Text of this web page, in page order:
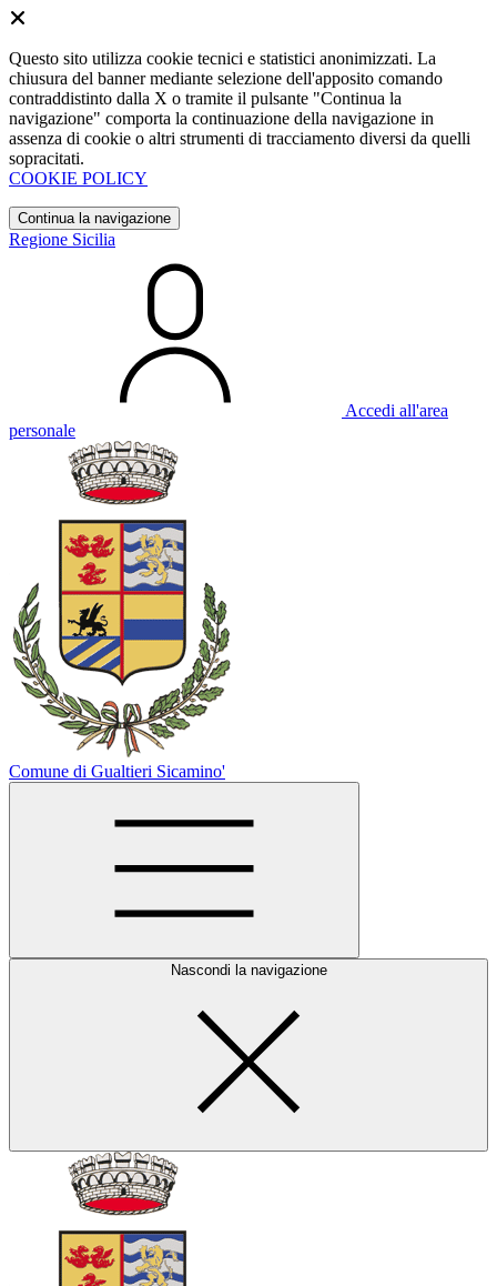
Questo sito utilizza cookie tecnici e statistici anonimizzati. La
chiusura del banner mediante selezione dell'apposito comando
contraddistinto dalla X o tramite il pulsante "Continua la
navigazione" comporta la continuazione della navigazione in
assenza di cookie o altri strumenti di tracciamento diversi da quelli
sopracitati.
COOKIE POLICY
Continua la navigazione
Regione Sicilia
Accedi all'area
personale
Comune di Gualtieri Sicamino'
Nascondi la navigazione